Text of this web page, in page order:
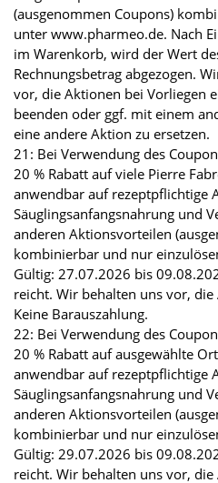
(ausgenommen Coupons)
unter www.pharmeo.de. Nach
im Warenkorb, wird der Wert
Rechnungsbetrag abgezogen.
vor, die Aktionen bei Vorliegen
beenden oder ggf. mit einem
eine andere Aktion zu ersetzen.
21: Bei Verwendung des
20 % Rabatt auf viele Pierre
anwendbar auf rezeptpflichtige
Säuglingsanfangsnahrung und
anderen Aktionsvorteilen
kombinierbar und nur
Gültig: 27.07.2026 bis
reicht. Wir behalten uns vor,
Keine Barauszahlung.
22: Bei Verwendung des
20 % Rabatt auf ausgewählte
anwendbar auf rezeptpflichtige
Säuglingsanfangsnahrung und
anderen Aktionsvorteilen
kombinierbar und nur
Gültig: 29.07.2026 bis
reicht. Wir behalten uns vor,